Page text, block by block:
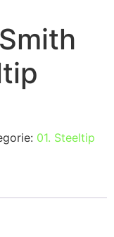
01. Steeltip